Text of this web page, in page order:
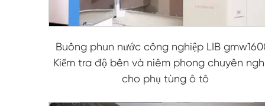
Buồng phun nước công nghiệp LIB
Kiểm tra độ bền và niêm phong chuyên
cho phụ tùng ô tô